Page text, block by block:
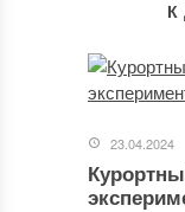
К
23.04.2024